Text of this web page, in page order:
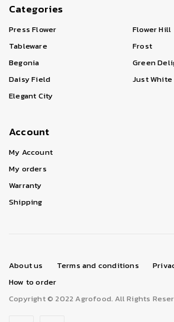
Categories
Press Flower
Tableware
Begonia
Daisy Field
Elegant City
Flower Hill
Frost
Green
Just White
Account
My Account
My orders
Warranty
Shipping
About us Terms and conditions
How to order
Copyright © 2022 Agrofood. All Rights